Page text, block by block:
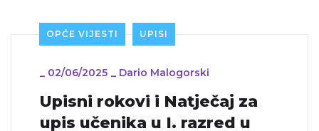
OPĆE VIJESTI UPISI
_ 02/06/2025 _ Dario Malogorski
Upisni rokovi i Natječaj za
upis učenika u I. razred u